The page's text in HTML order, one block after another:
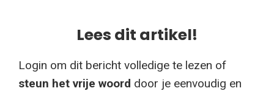
Lees dit artikel!
Login om dit bericht volledige te lezen of
steun het vrije woord door je eenvoudig en